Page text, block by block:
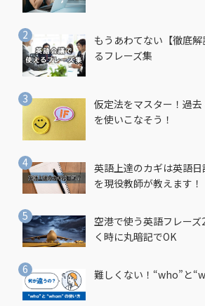
もうあわてない【徹底
るフレーズ集
仮定法をマスター！過
を使いこなそう！
英語上達のカギは英語
を現役教師が教えます！
空港で使う英語フレー
く時に丸暗記でOK
難しくない！“who”と